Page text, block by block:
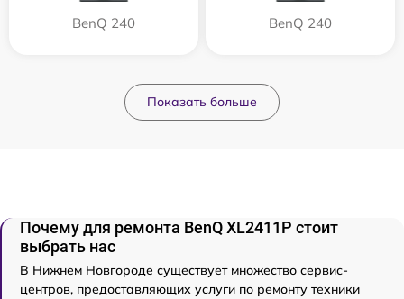
BenQ 240 BenQ 240
Показать больше
Почему для ремонта BenQ XL2411P стоит
выбрать нас
В Нижнем Новгороде существует множество сервис-
центров, предоставляющих услуги по ремонту техники